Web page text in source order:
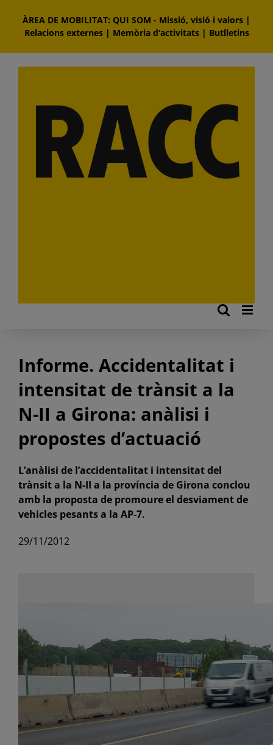
content
ÀREA DE MOBILITAT: QUI SOM - Missió, visió i valors |
Relacions externes| Memòria d‘activitats| Butlletins
Informe. Accidentalitat i
intensitat de trànsit a la
N-II a Girona: anàlisi i
propostes d’actuació
L’anàlisi de l’accidentalitat i intensitat del
trànsit a la N-II a la província de Girona conclou
amb la proposta de promoure el desviament de
vehicles pesants a la AP-7.
29/11/2012